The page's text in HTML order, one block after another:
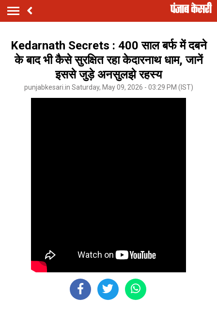
Kedarnath Secrets : 400 साल बर्फ में दबने
के बाद भी कैसे सुरक्षित रहा केदारनाथ धाम, जानें
इससे जुड़े अनसुलझे रहस्य
punjabkesari.in Saturday, May 09, 2026 - 03:29 PM (IST)